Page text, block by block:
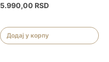
5.990,00 RSD
Додај у корпу